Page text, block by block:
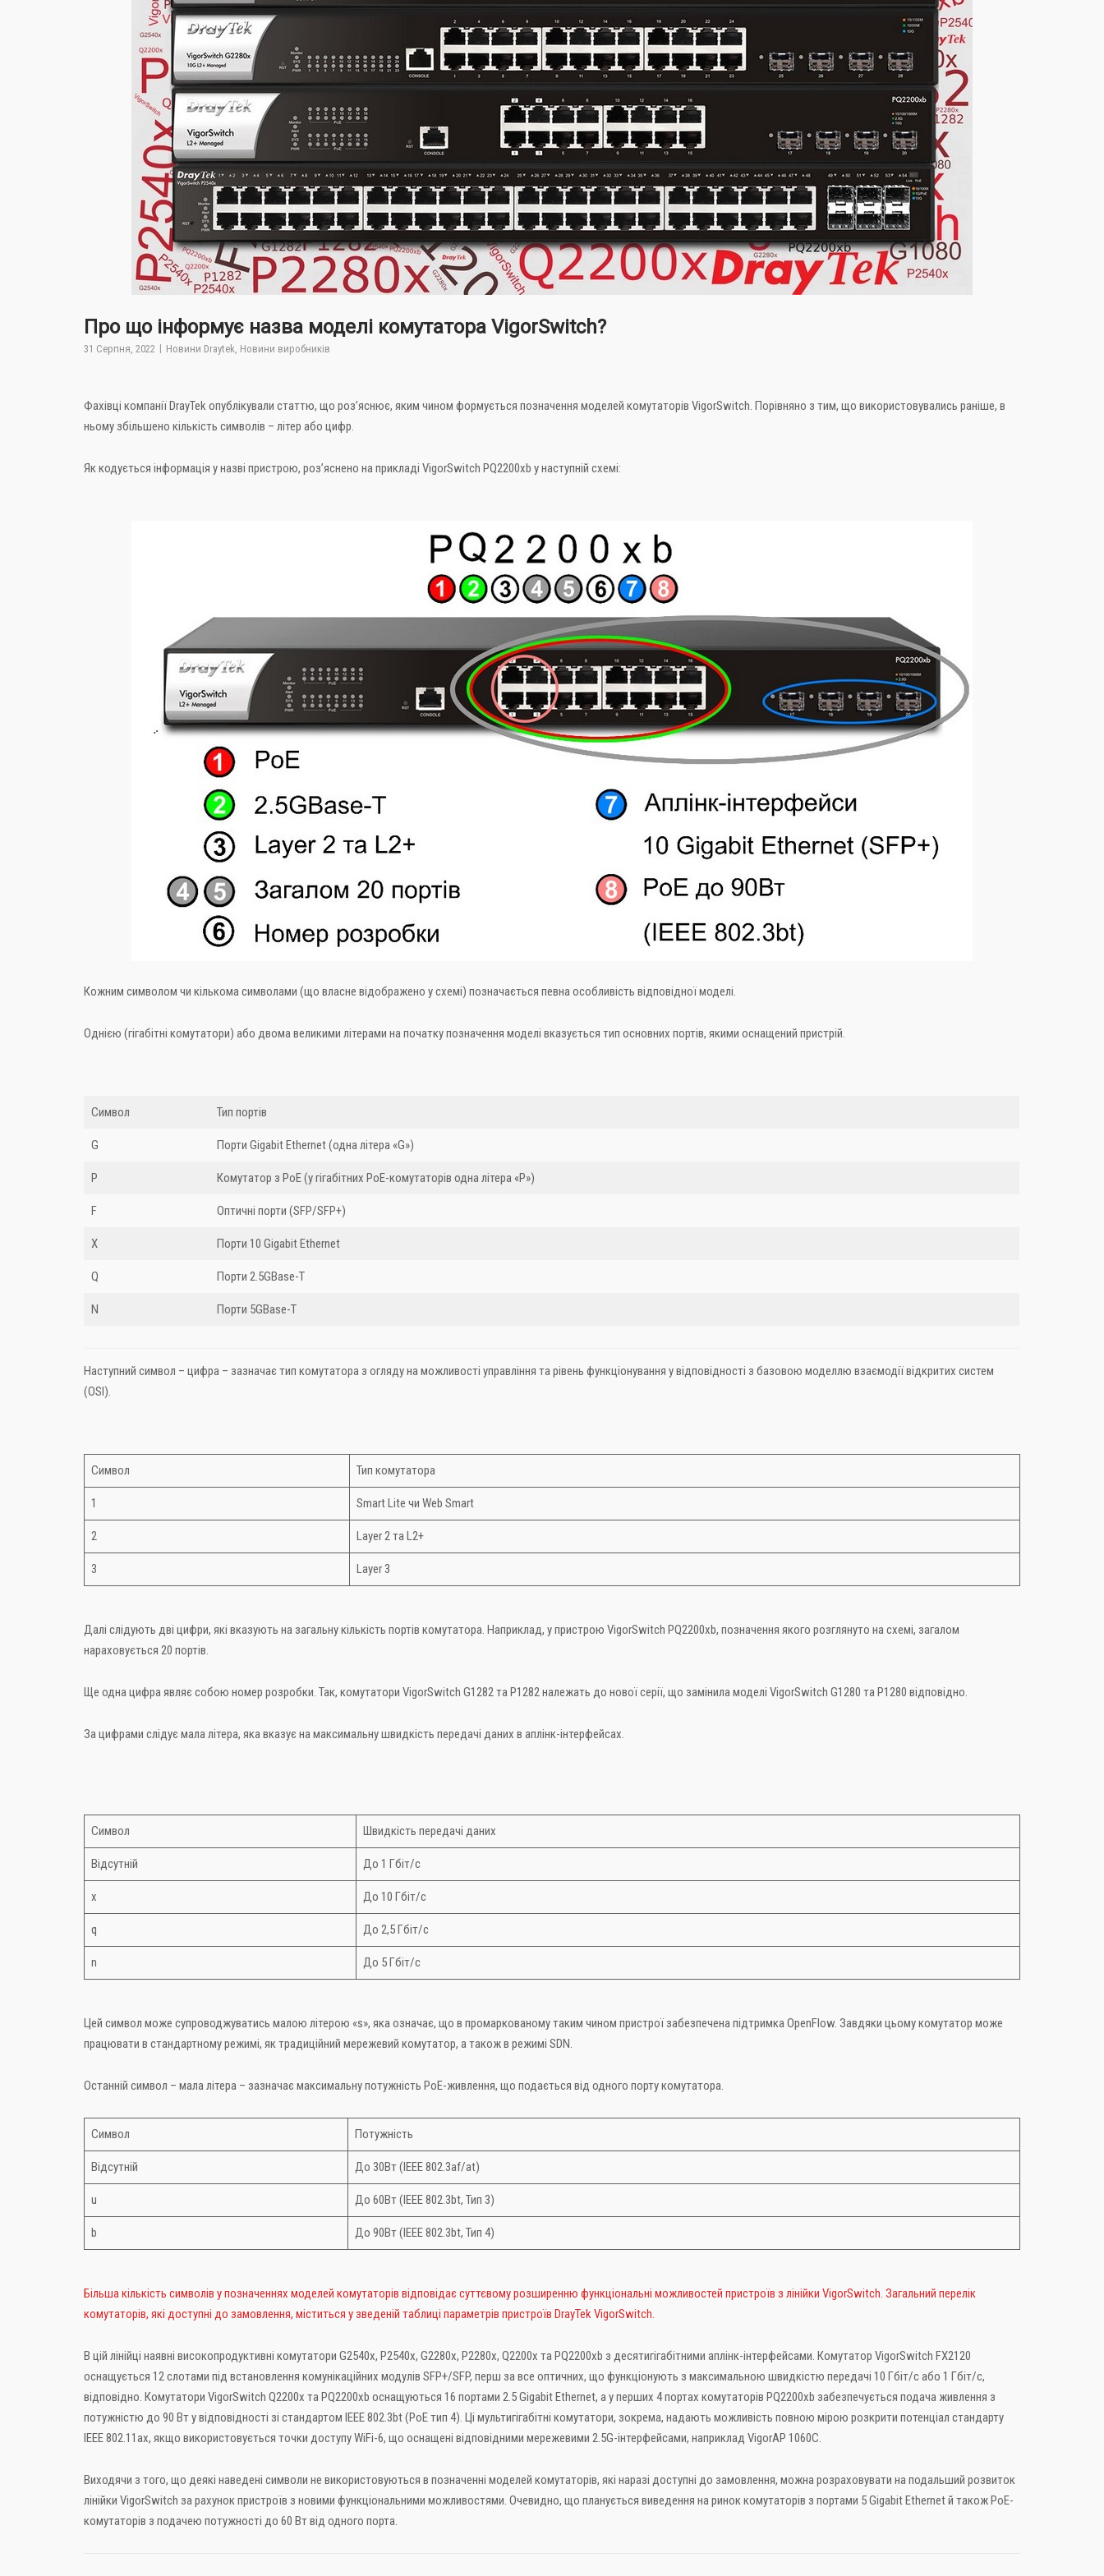
Про що інформує назва моделі комутатора VigorSwitch?
31 Серпня, 2022 Новини Draytek, Новини виробників
Фахівці компанії DrayTek опублікували статтю, що роз’яснює, яким чином формується позначення моделей комутаторів VigorSwitch. Порівняно з тим, що використовувались раніше, в
ньому збільшено кількість символів – літер або цифр.
Як кодується інформація у назві пристрою, роз’яснено на прикладі VigorSwitch PQ2200xb у наступній схемі:
Кожним символом чи кількома символами (що власне відображено у схемі) позначається певна особливість відповідної моделі.
Однією (гігабітні комутатори) або двома великими літерами на початку позначення моделі вказується тип основних портів, якими оснащений пристрій.
Символ Тип портів
G Порти Gigabit Ethernet (одна літера «G»)
P Комутатор з PoE (у гігабітних PoE-комутаторів одна літера «P»)
F Оптичні порти (SFP/SFP+)
X Порти 10 Gigabit Ethernet
Q Порти 2.5GBase-T
N Порти 5GBase-T
Наступний символ – цифра – зазначає тип комутатора з огляду на можливості управління та рівень функціонування у відповідності з базовою моделлю взаємодії відкритих систем
(OSI).
Символ Тип комутатора
1 Smart Lite чи Web Smart
2 Layer 2 та L2+
3 Layer 3
Далі слідують дві цифри, які вказують на загальну кількість портів комутатора. Наприклад, у пристрою VigorSwitch PQ2200xb, позначення якого розглянуто на схемі, загалом
нараховується 20 портів.
Ще одна цифра являє собою номер розробки. Так, комутатори VigorSwitch G1282 та P1282 належать до нової серії, що замінила моделі VigorSwitch G1280 та P1280 відповідно.
За цифрами слідує мала літера, яка вказує на максимальну швидкість передачі даних в аплінк-інтерфейсах.
Символ Швидкість передачі даних
Відсутній До 1 Гбіт/с
x До 10 Гбіт/с
q До 2,5 Гбіт/с
n До 5 Гбіт/с
Цей символ може супроводжуватись малою літерою «s», яка означає, що в промаркованому таким чином пристрої забезпечена підтримка OpenFlow. Завдяки цьому комутатор може
працювати в стандартному режимі, як традиційний мережевий комутатор, а також в режимі SDN.
Останній символ – мала літера – зазначає максимальну потужність PoE-живлення, що подається від одного порту комутатора.
Символ Потужність
Відсутній До 30Вт (IEEE 802.3af/at)
u До 60Вт (IEEE 802.3bt, Тип 3)
b До 90Вт (IEEE 802.3bt, Тип 4)
Більша кількість символів у позначеннях моделей комутаторів відповідає суттєвому розширенню функціональні можливостей пристроїв з лінійки VigorSwitch. Загальний перелік
комутаторів, які доступні до замовлення, міститься у зведеній таблиці параметрів пристроїв DrayTek VigorSwitch.
В цій лінійці наявні високопродуктивні комутатори G2540x, P2540x, G2280x, P2280x, Q2200x та PQ2200xb з десятигігабітними аплінк-інтерфейсами. Комутатор VigorSwitch FX2120
оснащується 12 слотами під встановлення комунікаційних модулів SFP+/SFP, перш за все оптичних, що функціонують з максимальною швидкістю передачі 10 Гбіт/с або 1 Гбіт/с,
відповідно. Комутатори VigorSwitch Q2200x та PQ2200xb оснащуються 16 портами 2.5 Gigabit Ethernet, а у перших 4 портах комутаторів PQ2200xb забезпечується подача живлення з
потужністю до 90 Вт у відповідності зі стандартом IEEE 802.3bt (PoE тип 4). Ці мультигігабітні комутатори, зокрема, надають можливість повною мірою розкрити потенціал стандарту
IEEE 802.11ax, якщо використовується точки доступу WiFi-6, що оснащені відповідними мережевими 2.5G-інтерфейсами, наприклад VigorAP 1060C.
Виходячи з того, що деякі наведені символи не використовуються в позначенні моделей комутаторів, які наразі доступні до замовлення, можна розраховувати на подальший розвиток
лінійки VigorSwitch за рахунок пристроїв з новими функціональними можливостями. Очевидно, що планується виведення на ринок комутаторів з портами 5 Gigabit Ethernet й також PoE-
комутаторів з подачею потужності до 60 Вт від одного порта.